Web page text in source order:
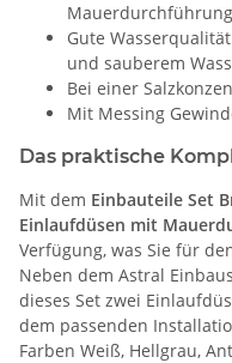
Mauerdurchführung
Gute
und sauberem
Bei einer
Mit Messing
Das praktische
Mit dem Einbauteile Set
Einlaufdüsen mit
Verfügung, was Sie für
Neben dem Astral
dieses Set zwei
dem passenden
Farben Weiß, Hellgrau,